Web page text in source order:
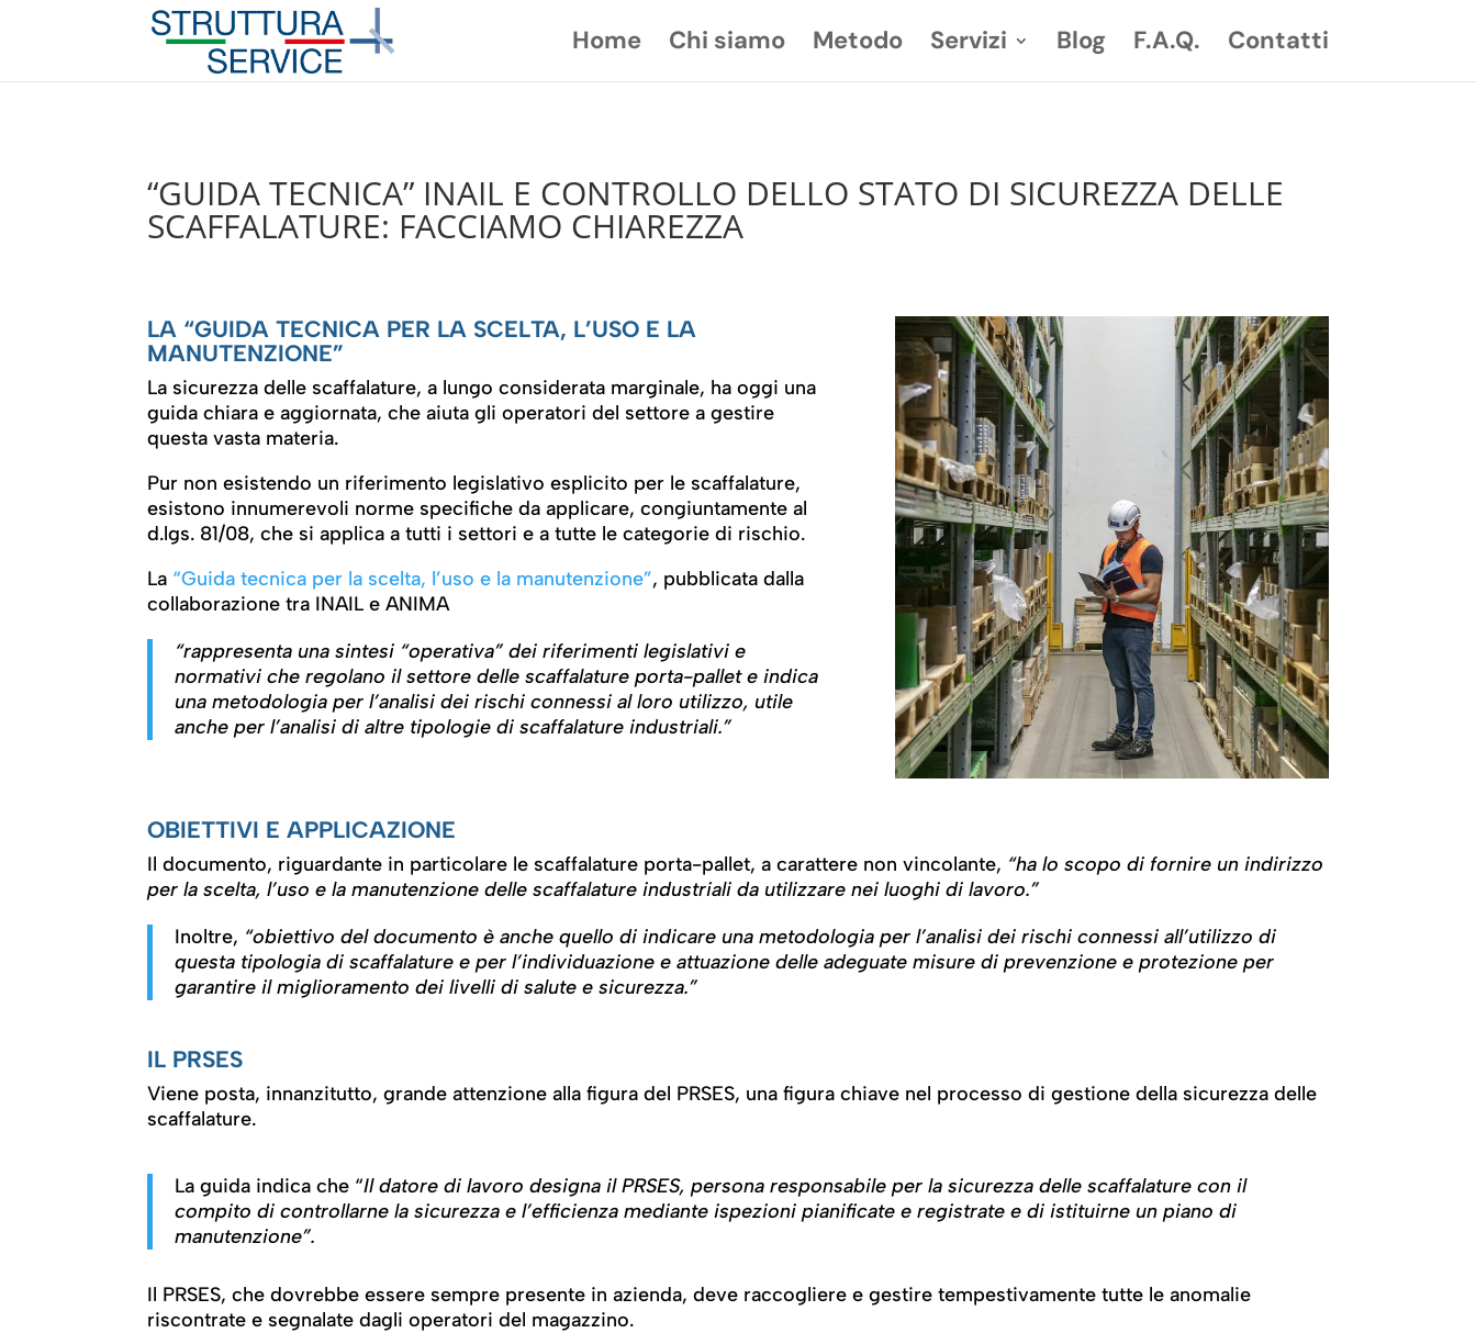
Home Chi siamo Metodo Servizi Blog F.A.Q. Contatti
“GUIDA TECNICA” INAIL E CONTROLLO DELLO STATO DI SICUREZZA DELLE
SCAFFALATURE: FACCIAMO CHIAREZZA
LA “GUIDA TECNICA PER LA SCELTA, L’USO E LA
MANUTENZIONE”
La sicurezza delle scaffalature, a lungo considerata marginale, ha oggi una
guida chiara e aggiornata, che aiuta gli operatori del settore a gestire
questa vasta materia.
Pur non esistendo un riferimento legislativo esplicito per le scaffalature,
esistono innumerevoli norme specifiche da applicare, congiuntamente al
d.lgs. 81/08, che si applica a tutti i settori e a tutte le categorie di rischio.
La “Guida tecnica per la scelta, l’uso e la manutenzione”, pubblicata dalla
collaborazione tra INAIL e ANIMA
“rappresenta una sintesi “operativa” dei riferimenti legislativi e
normativi che regolano il settore delle scaffalature porta-pallet e indica
una metodologia per l’analisi dei rischi connessi al loro utilizzo, utile
anche per l’analisi di altre tipologie di scaffalature industriali.”
OBIETTIVI E APPLICAZIONE
Il documento, riguardante in particolare le scaffalature porta-pallet, a carattere non vincolante, “ha lo scopo di fornire un indirizzo
per la scelta, l’uso e la manutenzione delle scaffalature industriali da utilizzare nei luoghi di lavoro.”
Inoltre, “obiettivo del documento è anche quello di indicare una metodologia per l’analisi dei rischi connessi all’utilizzo di
questa tipologia di scaffalature e per l’individuazione e attuazione delle adeguate misure di prevenzione e protezione per
garantire il miglioramento dei livelli di salute e sicurezza.”
IL PRSES
Viene posta, innanzitutto, grande attenzione alla figura del PRSES, una figura chiave nel processo di gestione della sicurezza delle
scaffalature.
La guida indica che “Il datore di lavoro designa il PRSES, persona responsabile per la sicurezza delle scaffalature con il
compito di controllarne la sicurezza e l’efficienza mediante ispezioni pianificate e registrate e di istituirne un piano di
manutenzione”.
Il PRSES, che dovrebbe essere sempre presente in azienda, deve raccogliere e gestire tempestivamente tutte le anomalie
riscontrate e segnalate dagli operatori del magazzino.